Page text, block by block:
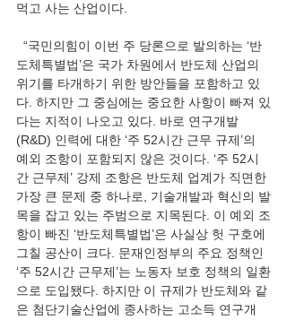
먹고 사는 산업이다.
“국민의힘이 이번 주 당론으로 발의하는 ‘반
도체특별법’은 국가 차원에서 반도체 산업의
위기를 타개하기 위한 방안들을 포함하고 있
다. 하지만 그 중심에는 중요한 사항이 빠져 있
다는 지적이 나오고 있다. 바로 연구개발
(R&D) 인력에 대한 ‘주 52시간 근무 규제’의
예외 조항이 포함되지 않은 것이다. ‘주 52시
간 근무제’ 강제 조항은 반도체 업계가 직면한
가장 큰 문제 중 하나로, 기술개발과 혁신의 발
목을 잡고 있는 주범으로 지목된다. 이 예외 조
항이 빠진 ‘반도체특별법’은 사실상 헛 구호에
그칠 공산이 크다. 문재인정부의 주요 정책인
‘주 52시간 근무제’는 노동자 보호 정책의 일환
으로 도입됐다. 하지만 이 규제가 반도체와 같
은 첨단기술산업에 종사하는 고소득 연구개